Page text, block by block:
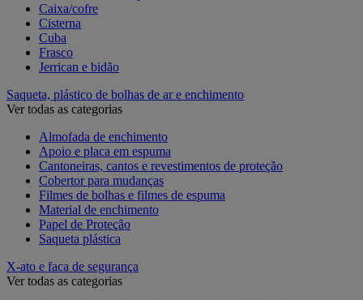
Caixa/cofre
Cisterna
Cuba
Frasco
Jerrican e bidão
Saqueta, plástico de bolhas de ar e enchimento
Ver todas as categorias
Almofada de enchimento
Apoio e placa em espuma
Cantoneiras, cantos e revestimentos de proteção
Cobertor para mudanças
Filmes de bolhas e filmes de espuma
Material de enchimento
Papel de Proteção
Saqueta plástica
X-ato e faca de segurança
Ver todas as categorias